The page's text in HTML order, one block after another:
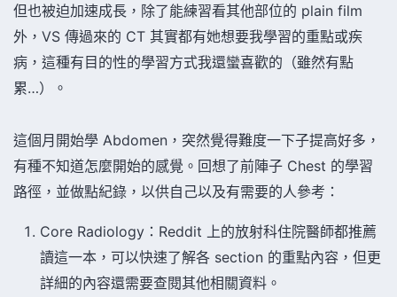
但也被迫加速成長，除了能練習看其他部位的 plain film
外，VS 傳過來的 CT 其實都有她想要我學習的重點或疾
病，這種有目的性的學習方式我還蠻喜歡的（雖然有點
累…）。
這個月開始學 Abdomen，突然覺得難度一下子提高好多，
有種不知道怎麼開始的感覺。回想了前陣子 Chest 的學習
路徑，並做點紀錄，以供自己以及有需要的人參考：
Core Radiology：Reddit 上的放射科住院醫師都推薦
讀這一本，可以快速了解各 section 的重點內容，但更
詳細的內容還需要查閱其他相關資料。